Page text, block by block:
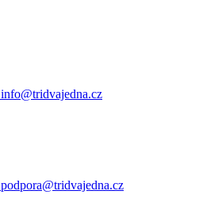
info@tridvajedna.cz
podpora@tridvajedna.cz